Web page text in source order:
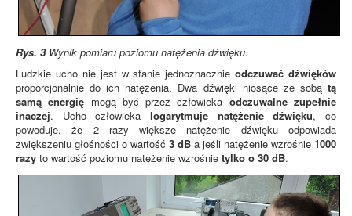
Rys. 3 Wynik pomiaru poziomu natężenia dźwięku.
Ludzkie ucho nie jest w stanie jednoznacznieodczuwać dźwięków
proporcjonalnie do ich natężenia. Dwa dźwięki niosące ze sobątą
samą energię mogą być przez człowieka odczuwalne zupełnie
inaczej. Ucho człowieka logarytmuje natężenie dźwięku, co
powoduje, że 2 razy większe natężenie dźwięku odpowiada
zwiększeniu głośności o wartość 3 dB a jeśli natężenie wzrośnie 1000
razy to wartość poziomu natężenie wzrośnie tylko o 30 dB.